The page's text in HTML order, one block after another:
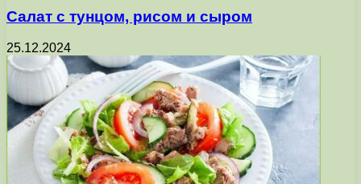
Салат с тунцом, рисом и сыром
25.12.2024